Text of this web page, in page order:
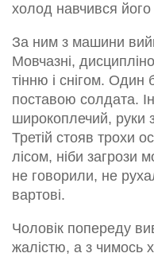
холод навчився його
За ним з машини
Мовчазні,
тінню і снігом.
поставою солдата.
широкоплечий, руки
Третій стояв трохи
лісом, ніби загрози
не говорили, не
вартові.
Чоловік попереду
жалістю, а з чимось